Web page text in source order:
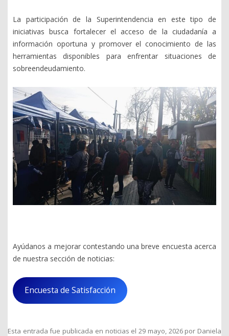
La participación de la Superintendencia en este tipo de
iniciativas busca fortalecer el acceso de la ciudadanía a
información oportuna y promover el conocimiento de las
herramientas disponibles para enfrentar situaciones de
sobreendeudamiento.
Ayúdanos a mejorar contestando una breve encuesta acerca
de nuestra sección de noticias:
Encuesta de Satisfacción
Esta entrada fue publicada en noticias el29 mayo, 2026por Daniela